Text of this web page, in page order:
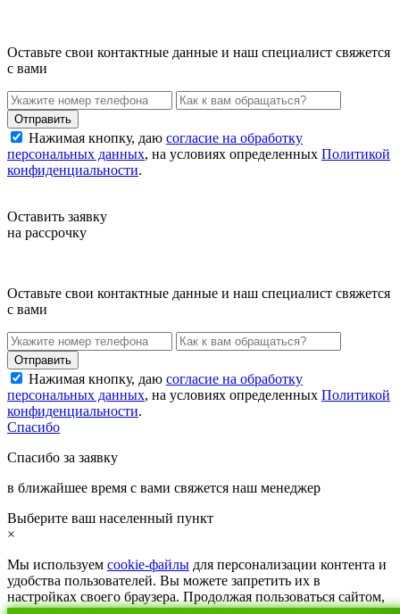
Оставьте свои контактные данные и наш специалист свяжется
с вами
Нажимая кнопку, даю согласие на обработку
персональных данных, на условиях определенных Политикой
конфиденциальности.
Оставить заявку
на рассрочку
Оставьте свои контактные данные и наш специалист свяжется
с вами
Нажимая кнопку, даю согласие на обработку
персональных данных, на условиях определенных Политикой
конфиденциальности.
Спасибо
Спасибо за заявку
в ближайшее время с вами свяжется наш менеджер
Выберите ваш населенный пункт
×
Мы используем cookie-файлы для персонализации контента и
удобства пользователей. Вы можете запретить их в
настройках своего браузера. Продолжая пользоваться сайтом,